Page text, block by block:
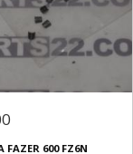
FAZER 600 FZ6N